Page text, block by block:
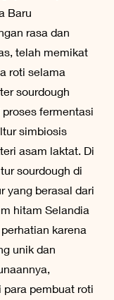
Baru
rasa dan
telah memikat
roti selama
sourdough
fermentasi
simbiosis
asam laktat. Di
sourdough di
yang berasal dari
hitam Selandia
karena
unik dan
pembuat roti